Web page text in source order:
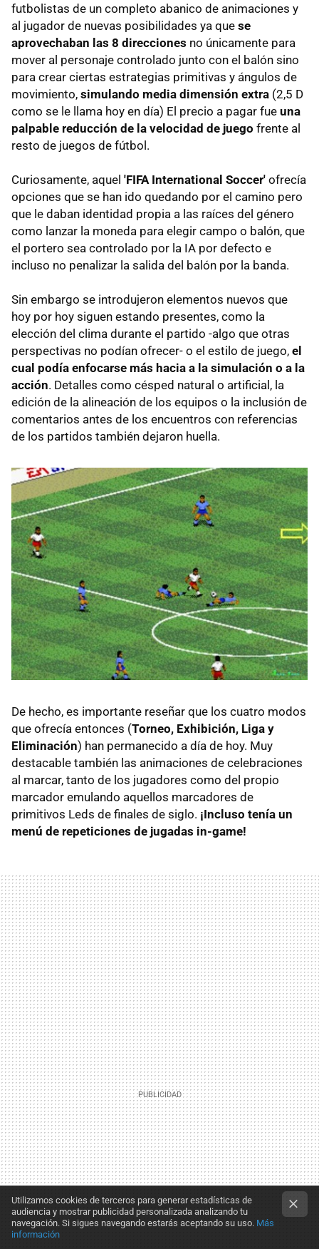
futbolistas de un completo abanico de animaciones y
al jugador de nuevas posibilidades ya que se
aprovechaban las 8 direcciones no únicamente para
mover al personaje controlado junto con el balón sino
para crear ciertas estrategias primitivas y ángulos de
movimiento, simulando media dimensión extra (2,5 D
como se le llama hoy en día) El precio a pagar fue una
palpable reducción de la velocidad de juego frente al
resto de juegos de fútbol.
Curiosamente, aquel 'FIFA International Soccer' ofrecía
opciones que se han ido quedando por el camino pero
que le daban identidad propia a las raíces del género
como lanzar la moneda para elegir campo o balón, que
el portero sea controlado por la IA por defecto e
incluso no penalizar la salida del balón por la banda.
Sin embargo se introdujeron elementos nuevos que
hoy por hoy siguen estando presentes, como la
elección del clima durante el partido -algo que otras
perspectivas no podían ofrecer- o el estilo de juego, el
cual podía enfocarse más hacia a la simulación o a la
acción. Detalles como césped natural o artificial, la
edición de la alineación de los equipos o la inclusión de
comentarios antes de los encuentros con referencias
de los partidos también dejaron huella.
De hecho, es importante reseñar que los cuatro modos
que ofrecía entonces (Torneo, Exhibición, Liga y
Eliminación) han permanecido a día de hoy. Muy
destacable también las animaciones de celebraciones
al marcar, tanto de los jugadores como del propio
marcador emulando aquellos marcadores de
primitivos Leds de finales de siglo. ¡Incluso tenía un
menú de repeticiones de jugadas in-game!
Utilizamos cookies de terceros para generar estadísticas de
audiencia y mostrar publicidad personalizada analizando tu
navegación. Si sigues navegando estarás aceptando su uso. Más
información